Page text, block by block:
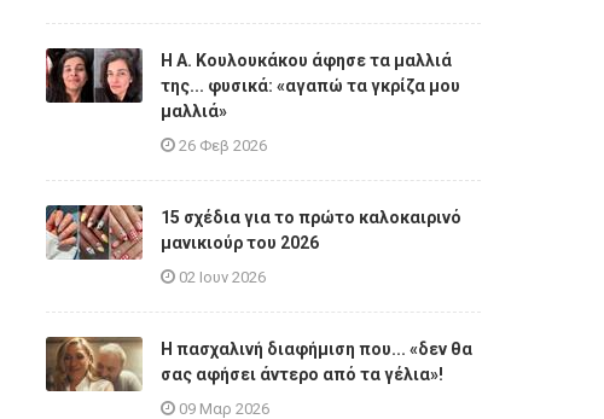
Η A. Κουλουκάκου άφησε τα μαλλιά
της... φυσικά: «αγαπώ τα γκρίζα μου
μαλλιά»
26 Φεβ 2026
15 σχέδια για το πρώτο καλοκαιρινό
μανικιούρ του 2026
02 Ιουν 2026
Η πασχαλινή διαφήμιση που... «δεν θα
σας αφήσει άντερο από τα γέλια»!
09 Μαρ 2026